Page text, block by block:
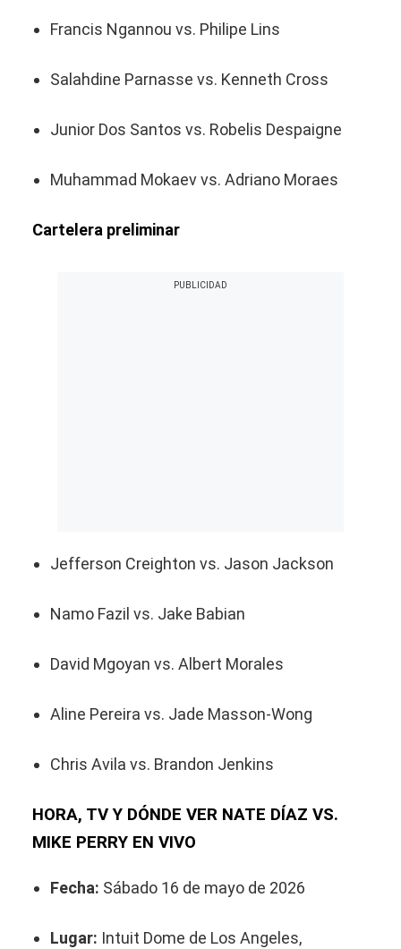
Francis Ngannou vs. Philipe Lins
Salahdine Parnasse vs. Kenneth Cross
Junior Dos Santos vs. Robelis Despaigne
Muhammad Mokaev vs. Adriano Moraes
Cartelera preliminar
Jefferson Creighton vs. Jason Jackson
Namo Fazil vs. Jake Babian
David Mgoyan vs. Albert Morales
Aline Pereira vs. Jade Masson-Wong
Chris Avila vs. Brandon Jenkins
HORA, TV Y DÓNDE VER NATE DÍAZ VS.
MIKE PERRY EN VIVO
Fecha: Sábado 16 de mayo de 2026
Lugar: Intuit Dome de Los Angeles,